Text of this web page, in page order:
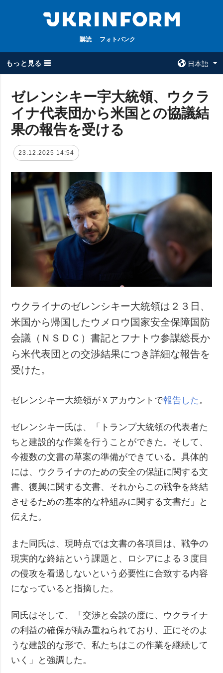
購読 フォトバンク
もっと見る ☰
日本語
全てのトピック
戦争
政治
経済・復興
防衛
社会・文化
スポーツ
事故・緊急事態
ウクルインフォ
ルム
追加
特集
インタビュー
写真
動画
サービス
購読
フォトバンク
ゼレンシキー宇大統領、ウクラ
イナ代表団から米国との協議結
果の報告を受ける
23.12.2025 14:54
ウクライナのゼレンシキー大統領は２３日、
米国から帰国したウメロウ国家安全保障国防
会議（ＮＳＤＣ）書記とフナトウ参謀総長か
ら米代表団との交渉結果につき詳細な報告を
受けた。
ゼレンシキー大統領がＸアカウントで報告した 。
ゼレンシキー氏は、「トランプ大統領の代表者た
ちと建設的な作業を行うことができた。そして、
今複数の文書の草案の準備ができている。具体的
には、ウクライナのための安全の保証に関する文
書、復興に関する文書、それからこの戦争を終結
させるための基本的な枠組みに関する文書だ」と
伝えた。
また同氏は、現時点では文書の各項目は、戦争の
現実的な終結という課題と、ロシアによる３度目
の侵攻を看過しないという必要性に合致する内容
になっていると指摘した。
同氏はそして、「交渉と会談の度に、ウクライナ
の利益の確保が積み重ねられており、正にそのよ
うな建設的な形で、私たちはこの作業を継続して
いく」と強調した。